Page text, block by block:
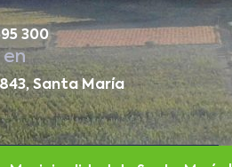
300
Santa María